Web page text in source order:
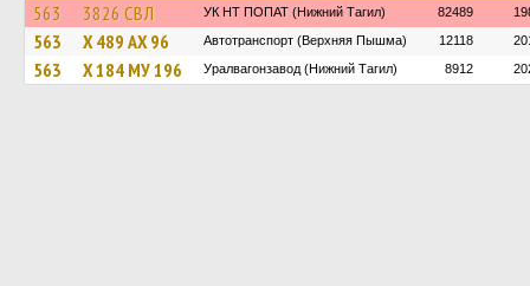
563 3826 СВЛ УК НТ ПОПАТ (Нижний Тагил) 82489
563 Х 489 АХ 96 Автотранспорт (Верхняя Пышма) 12118
563 Х 184 МУ 196 Уралвагонзавод (Нижний Тагил) 8912